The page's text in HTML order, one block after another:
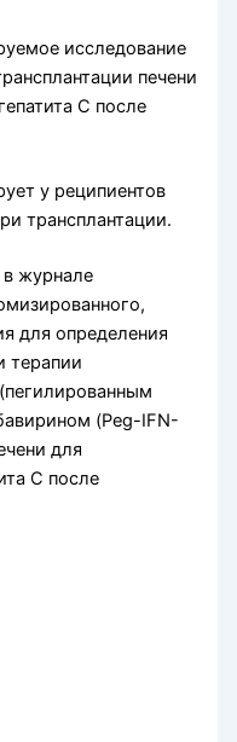
исследование
печени
С после
у реципиентов
трансплантации.
журнале
для определения
терапии
(Peg-IFN-
для
С после